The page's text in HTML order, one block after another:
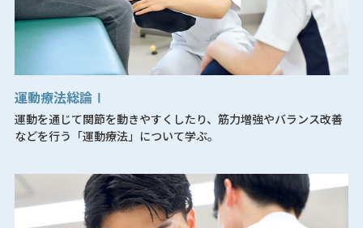
運動療法総論Ⅰ
運動を通じて関節を動きやすくしたり、筋力増強やバランス改善
などを行う「運動療法」について学ぶ。